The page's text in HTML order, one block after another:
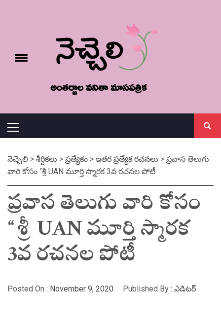
Toggle
Menu
నెచ్చెలి > శీర్షికలు > ప్రత్యేకం > ఇతర ప్రత్యేక రచనలు > ప్రవాస తెలుగు
వారి కోసం “శ్రీ UAN మూర్తి స్మారక 3వ రచనల పోటీ
ప్రవాస తెలుగు వారి కోసం
“శ్రీ UAN మూర్తి స్మారక
3వ రచనల పోటీ
Posted On : November 9, 2020 Published By : ఎడిటర్